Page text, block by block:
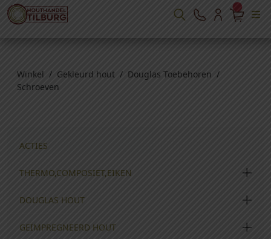
Winkel / Gekleurd hout / Douglas Toebehoren /
Schroeven
ACTIES
THERMO,COMPOSIET,EIKEN
DOUGLAS HOUT
GEÏMPREGNEERD HOUT